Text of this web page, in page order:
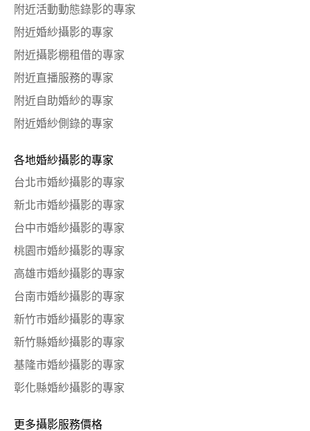
附近活動動態錄影的專家
附近婚紗攝影的專家
附近攝影棚租借的專家
附近直播服務的專家
附近自助婚紗的專家
附近婚紗側錄的專家
各地婚紗攝影的專家
台北市婚紗攝影的專家
新北市婚紗攝影的專家
台中市婚紗攝影的專家
桃園市婚紗攝影的專家
高雄市婚紗攝影的專家
台南市婚紗攝影的專家
新竹市婚紗攝影的專家
新竹縣婚紗攝影的專家
基隆市婚紗攝影的專家
彰化縣婚紗攝影的專家
更多攝影服務價格